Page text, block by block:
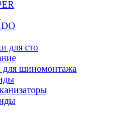
для сто
для шиномонтажа